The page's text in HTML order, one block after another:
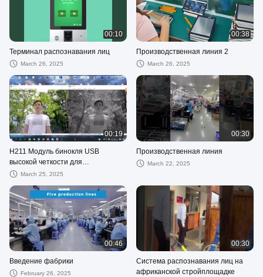
00:10
Терминал распознавания лиц
March 26, 2025
00:38
Производственная линия 2
March 26, 2025
00:19
H211 Модуль бинокля USB
высокой четкости для
инфракрасной камеры блок 1080p
March 25, 2025
00:30
Производственная линия
March 22, 2025
00:46
Введение фабрики
February 26, 2025
00:30
Система распознавания лиц на
африканской стройплощадке